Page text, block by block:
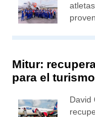
Mitur:
para el
David